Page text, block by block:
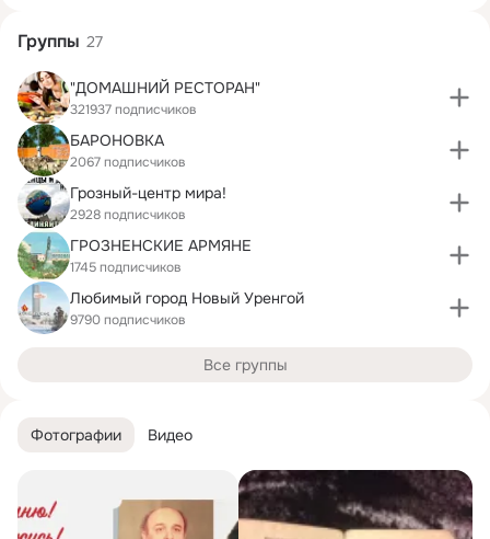
Фотографии Видео
Группы 27
"ДОМАШНИЙ РЕСТОРАН"
321937 подписчиков
БАРОНОВКА
2067 подписчиков
Грозный-центр мира!
2928 подписчиков
ГРОЗНЕНСКИЕ АРМЯНЕ
1745 подписчиков
Любимый город Новый Уренгой
9790 подписчиков
Все группы